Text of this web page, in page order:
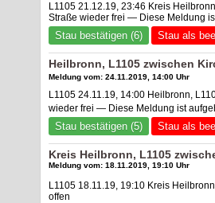
L1105 21.12.19, 23:46 Kreis
Straße wieder frei — Diese Meldung
Stau bestätigen (6) Stau als
Heilbronn, L1105 zwischen
Meldung vom: 24.11.2019, 14:00 Uhr
L1105 24.11.19, 14:00 Heilbronn,
wieder frei — Diese Meldung ist
Stau bestätigen (5) Stau als
Kreis Heilbronn, L1105
Meldung vom: 18.11.2019, 19:10 Uhr
L1105 18.11.19, 19:10 Kreis
offen